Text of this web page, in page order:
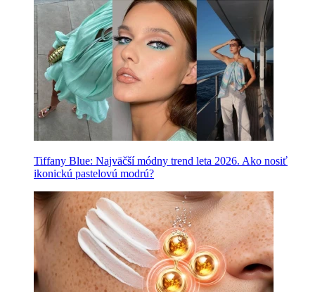
Tiffany Blue: Najväčší módny trend leta 2026. Ako nosiť
ikonickú pastelovú modrú?